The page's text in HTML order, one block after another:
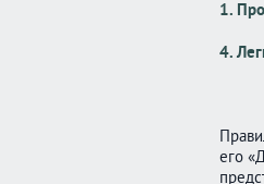
1.
4.
его